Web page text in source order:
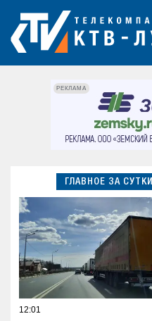
РЕКЛАМА
ГЛАВНОЕ ЗА СУТКИ
12:01